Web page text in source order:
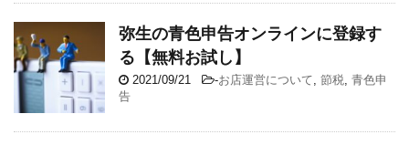
弥生の青色申告オンラインに登録す
る【無料お試し】
2021/09/21 -お店運営について, 節税, 青色申
告